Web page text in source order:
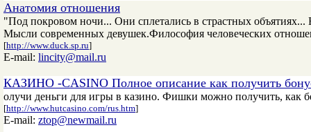
Анатомия отношения
"Под покровом ночи... Они сплетались в страстных
Мысли современных девушек.Философия человеческих
[http://www.duck.sp.ru]
E-mail: lincity@mail.ru
КАЗИНО -CASINO Полное описание как получить
олучи деньги для игры в казино. Фишки можно получить, как
[http://www.hutcasino.com/rus.htm]
E-mail: ztop@newmail.ru